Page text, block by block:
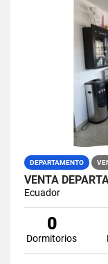
DEPARTAMENTO
Ecuador
0
Dormitorios